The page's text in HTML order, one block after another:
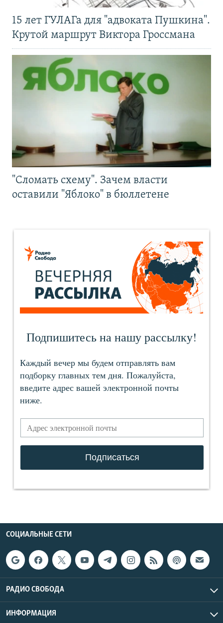
15 лет ГУЛАГа для "адвоката Пушкина".
Крутой маршрут Виктора Гроссмана
"Сломать схему". Зачем власти
оставили "Яблоко" в бюллетене
СОЦИАЛЬНЫЕ СЕТИ
РАДИО СВОБОДА
ИНФОРМАЦИЯ